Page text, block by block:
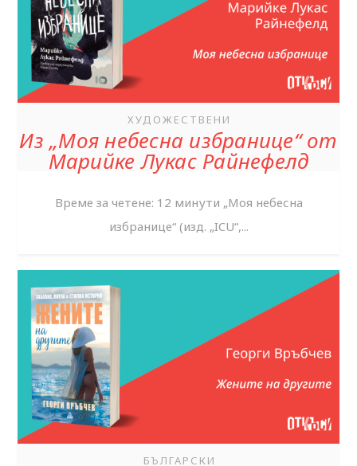
ХУДОЖЕСТВЕНИ
Из „Моя небесна избранице“ от
Марийке Лукас Райнефелд
Време за четене: 12 минути „Моя небесна
избранице“ (изд. „ICU“,...
БЪЛГАРСКИ